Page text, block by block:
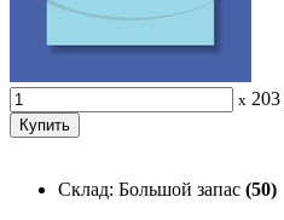
x 203
Склад: Большой запас (50)